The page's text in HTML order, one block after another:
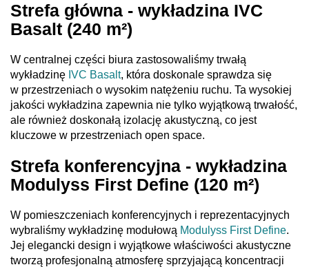
Strefa główna - wykładzina IVC
Basalt (240 m²)
W centralnej części biura zastosowaliśmy trwałą
wykładzinę IVC Basalt, która doskonale sprawdza się
w przestrzeniach o wysokim natężeniu ruchu. Ta wysokiej
jakości wykładzina zapewnia nie tylko wyjątkową trwałość,
ale również doskonałą izolację akustyczną, co jest
kluczowe w przestrzeniach open space.
Strefa konferencyjna - wykładzina
Modulyss First Define (120 m²)
W pomieszczeniach konferencyjnych i reprezentacyjnych
wybraliśmy wykładzinę modułową Modulyss First Define.
Jej elegancki design i wyjątkowe właściwości akustyczne
tworzą profesjonalną atmosferę sprzyjającą koncentracji